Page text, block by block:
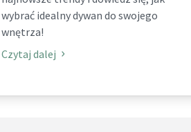
wybrać idealny dywan do swojego
wnętrza!
Czytaj dalej